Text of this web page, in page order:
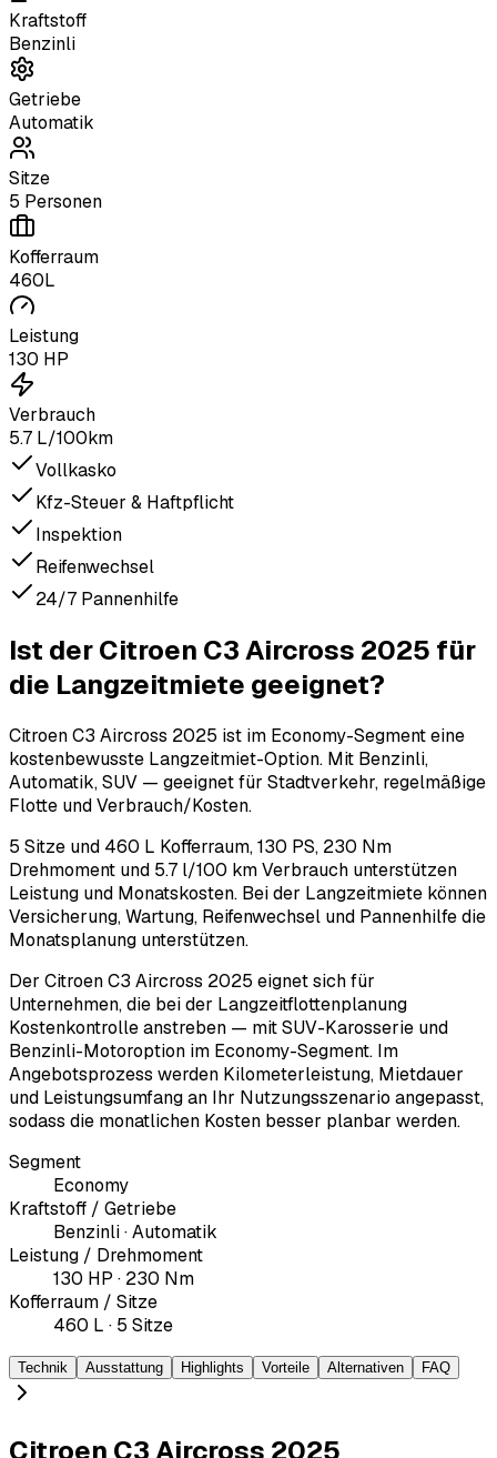
Kraftstoff
Benzinli
Getriebe
Automatik
Sitze
5 Personen
Kofferraum
460L
Leistung
130 HP
Verbrauch
5.7 L/100km
Vollkasko
Kfz-Steuer & Haftpflicht
Inspektion
Reifenwechsel
24/7 Pannenhilfe
Ist der Citroen C3 Aircross 2025 für
die Langzeitmiete geeignet?
Citroen C3 Aircross 2025 ist im Economy-Segment eine
kostenbewusste Langzeitmiet-Option. Mit Benzinli,
Automatik, SUV — geeignet für Stadtverkehr, regelmäßige
Flotte und Verbrauch/Kosten.
5 Sitze und 460 L Kofferraum, 130 PS, 230 Nm
Drehmoment und 5.7 l/100 km Verbrauch unterstützen
Leistung und Monatskosten. Bei der Langzeitmiete können
Versicherung, Wartung, Reifenwechsel und Pannenhilfe die
Monatsplanung unterstützen.
Der Citroen C3 Aircross 2025 eignet sich für
Unternehmen, die bei der Langzeitflottenplanung
Kostenkontrolle anstreben — mit SUV-Karosserie und
Benzinli-Motoroption im Economy-Segment. Im
Angebotsprozess werden Kilometerleistung, Mietdauer
und Leistungsumfang an Ihr Nutzungsszenario angepasst,
sodass die monatlichen Kosten besser planbar werden.
Segment
Economy
Kraftstoff / Getriebe
Benzinli · Automatik
Leistung / Drehmoment
130 HP · 230 Nm
Kofferraum / Sitze
460 L · 5 Sitze
Technik Ausstattung Highlights Vorteile Alternativen FAQ
Citroen C3 Aircross 2025